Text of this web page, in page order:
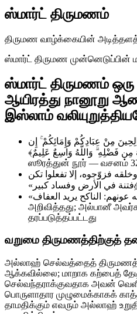
ஸ்மார்ட் திருமணம்
திருமண வாழ்க்கையின்
ஸ்மார்ட் திருமண முன்னெடுப்பின்
ஸ்மார்ட் திருமணம்
ஆயிரத்து நானூறு
இஸ்லாம்
مِنْ عِبَادِكُمْ وَإِمَائِكُمْ ۚ إِن
مِن فَضْلِهِ ۗ وَاللَّهُ وَاسِعٌ عَلِيمٌ﴾
ஸூரத்துன் நூர் — வசனம்
فزوّجوه، إلا تفعلوا تكن
فتنة في الأرض وفساد كبير»
عونهم: الناكح يريد العفاف»
அறிவித்தது; அல்பானீ
தரப்படுத்தப்பட்டது
வறுமை திருமணத்திற்குத்
அல்லாஹ் செல்வத்தைத்
ஆக்கவில்லை; மாறாக கற்பைத்
செல்வந்தராக்குவதாக அவன்
பொருளாதார முழுமைக்காகக்
தாமதிக்கும் எவரும் அல்லாஹ்